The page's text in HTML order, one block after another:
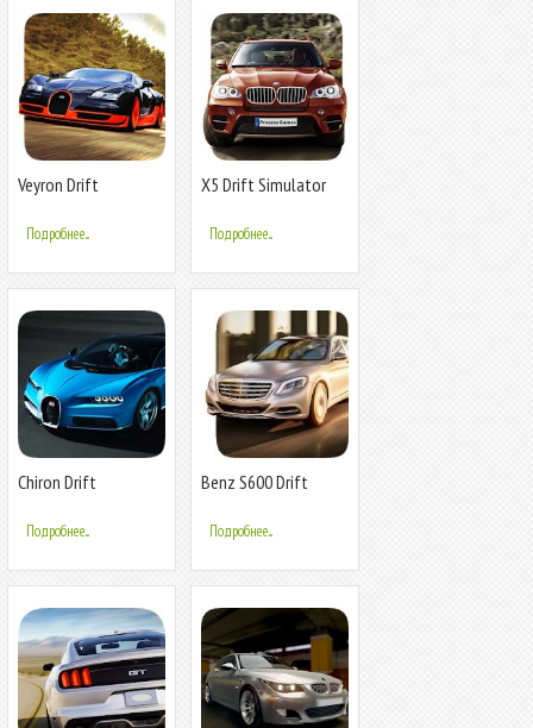
Veyron Drift
Подробнее...
X5 Drift Simulator
Подробнее...
Chiron Drift
Подробнее...
Benz S600 Drift
Подробнее...